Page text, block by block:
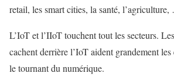
retail, les smart cities, la santé,
L’IoT et l’IIoT touchent tout les secteurs.
cachent derrière l’IoT aident grandement
le tournant du numérique.